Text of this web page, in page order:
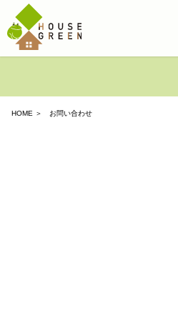
HOME ＞ お問い合わせ